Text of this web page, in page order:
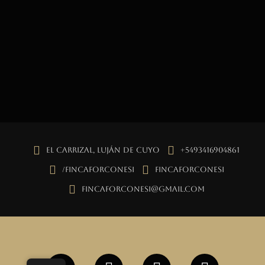
El Carrizal, Luján de Cuyo +5493416904861
/fincaforconesi fincaforconesi
fincaforconesi@gmail.com